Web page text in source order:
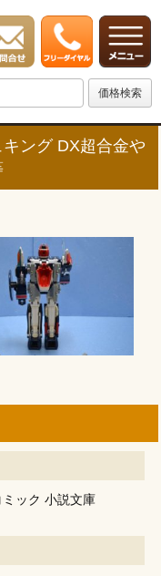
ング DX超合金や
ック 小説文庫